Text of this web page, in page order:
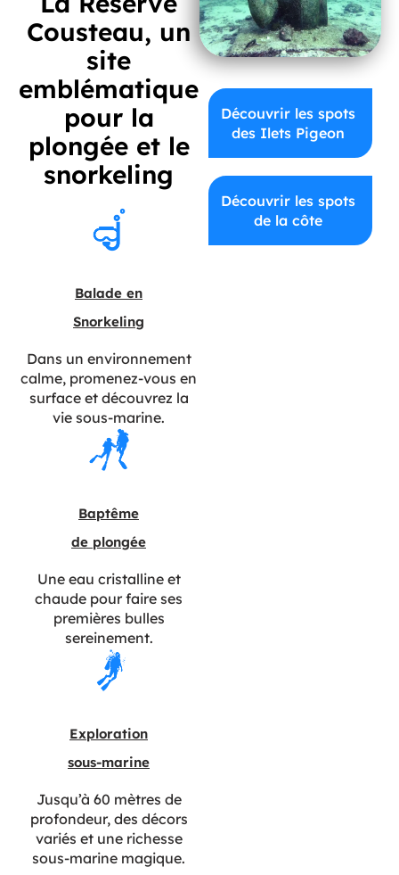
Découvrir les spots
des Ilets Pigeon
Découvrir les spots
de la côte
Cousteau, un
site
emblématique
pour la
plongée et le
snorkeling
Balade en
Snorkeling
Dans un environnement
calme, promenez-vous en
surface et découvrez la
vie sous-marine.
Baptême
de plongée
Une eau cristalline et
chaude pour faire ses
premières bulles
sereinement.
Exploration
sous-marine
Jusqu’à 60 mètres de
profondeur, des décors
variés et une richesse
sous-marine magique.